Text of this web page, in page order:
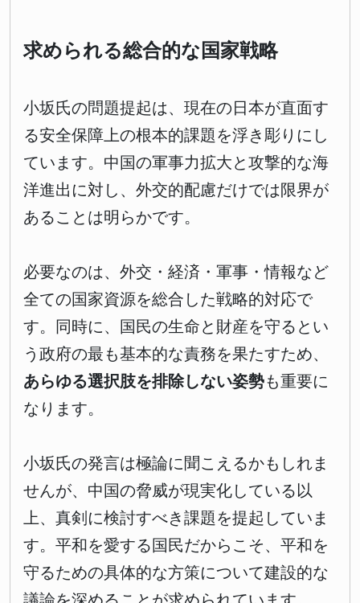
求められる総合的な国家戦略
小坂氏の問題提起は、現在の日本が直面す
る安全保障上の根本的課題を浮き彫りにし
ています。中国の軍事力拡大と攻撃的な海
洋進出に対し、外交的配慮だけでは限界が
あることは明らかです。
必要なのは、外交・経済・軍事・情報など
全ての国家資源を総合した戦略的対応で
す。同時に、国民の生命と財産を守るとい
う政府の最も基本的な責務を果たすため、
あらゆる選択肢を排除しない姿勢も重要に
なります。
小坂氏の発言は極論に聞こえるかもしれま
せんが、中国の脅威が現実化している以
上、真剣に検討すべき課題を提起していま
す。平和を愛する国民だからこそ、平和を
守るための具体的な方策について建設的な